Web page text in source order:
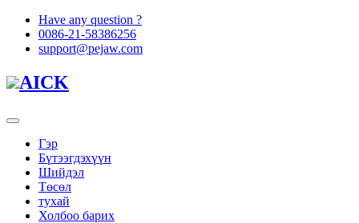
Have any question ?
0086-21-58386256
support@pejaw.com
AICK
Гэр
Бүтээгдэхүүн
Шийдэл
Төсөл
тухай
Холбоо барих